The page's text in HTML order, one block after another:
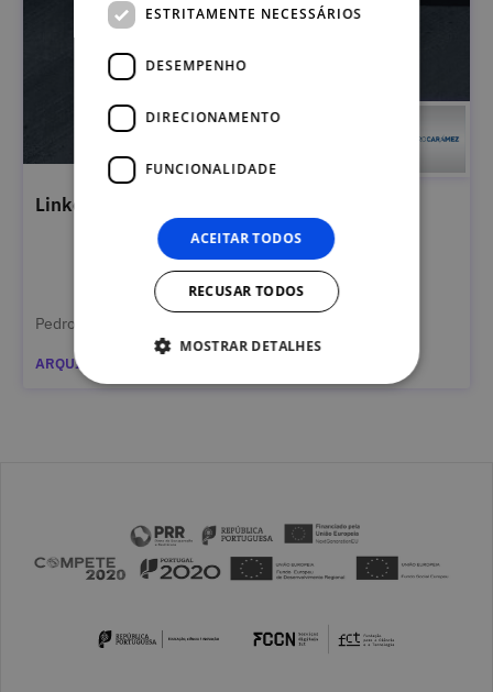
LinkedIn Essencial - passo a passo
Pedro Caramez
ARQUIVADO
ESTRITAMENTE NECESSÁRIOS
DESEMPENHO
DIRECIONAMENTO
FUNCIONALIDADE
ACEITAR TODOS
RECUSAR TODOS
MOSTRAR DETALHES